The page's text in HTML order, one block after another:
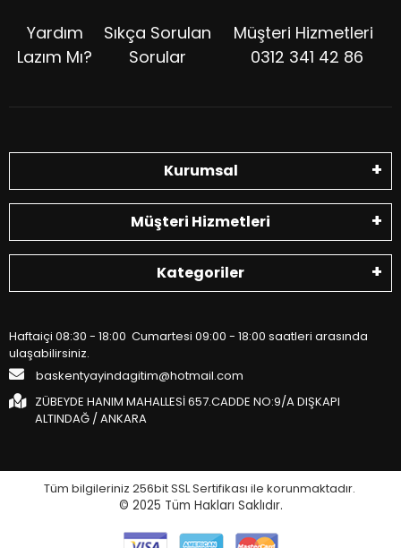
Yardım
Lazım Mı?
Sıkça Sorulan
Sorular
Müşteri Hizmetleri
0312 341 42 86
Kurumsal
Müşteri Hizmetleri
Kategoriler
Haftaiçi 08:30 - 18:00 Cumartesi 09:00 - 18:00 saatleri arasında
ulaşabilirsiniz.
baskentyayindagitim@hotmail.com
ZÜBEYDE HANIM MAHALLESİ 657.CADDE NO:9/A DIŞKAPI
ALTINDAĞ / ANKARA
Tüm bilgileriniz 256bit SSL Sertifikası ile korunmaktadır.
© 2025 Tüm Hakları Saklıdır.